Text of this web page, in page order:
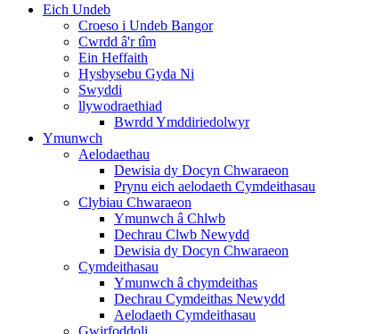
Eich Undeb
Croeso i Undeb Bangor
Cwrdd â'r tîm
Ein Heffaith
Hysbysebu Gyda Ni
Swyddi
llywodraethiad
Bwrdd Ymddiriedolwyr
Ymunwch
Aelodaethau
Dewisia dy Docyn Chwaraeon
Prynu eich aelodaeth Cymdeithasau
Clybiau Chwaraeon
Ymunwch â Chlwb
Dechrau Clwb Newydd
Dewisia dy Docyn Chwaraeon
Cymdeithasau
Ymunwch â chymdeithas
Dechrau Cymdeithas Newydd
Aelodaeth Cymdeithasau
Gwirfoddoli